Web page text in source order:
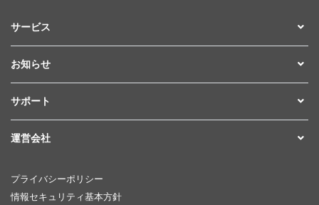
サービス
お知らせ
サポート
運営会社
プライバシーポリシー
情報セキュリティ基本方針